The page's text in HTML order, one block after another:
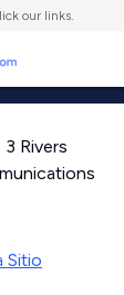
our links.
Sitio